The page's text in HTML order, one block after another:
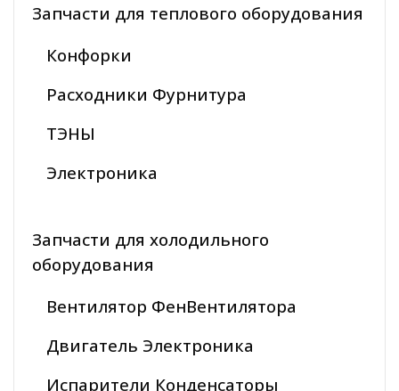
Запчасти для теплового оборудования
Конфорки
Расходники Фурнитура
ТЭНЫ
Электроника
Запчасти для холодильного
оборудования
Вентилятор ФенВентилятора
Двигатель Электроника
Испарители Конденсаторы